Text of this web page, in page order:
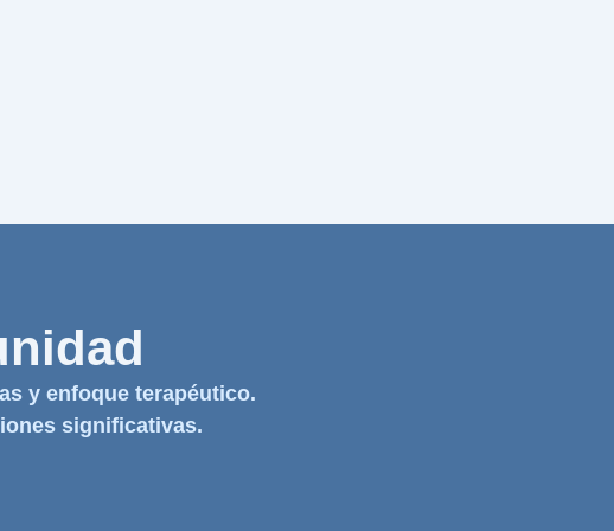
y enfoque terapéutico.
significativas.